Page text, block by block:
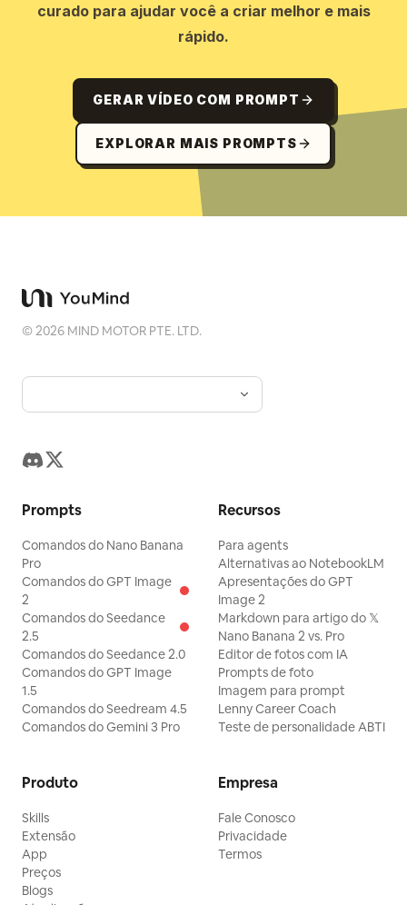
curado para ajudar você a criar melhor e mais
rápido.
GERAR VÍDEO COM PROMPT
EXPLORAR MAIS PROMPTS
©2026 MIND MOTOR PTE. LTD.
Prompts
Comandos do Nano Banana
Pro
Comandos do GPT Image
2
Comandos do Seedance
2.5
Comandos do Seedance 2.0
Comandos do GPT Image
1.5
Comandos do Seedream 4.5
Comandos do Gemini 3 Pro
Recursos
Para agents
Alternativas ao NotebookLM
Apresentações do GPT
Image 2
Markdown para artigo do 𝕏
Nano Banana 2 vs. Pro
Editor de fotos com IA
Prompts de foto
Imagem para prompt
Lenny Career Coach
Teste de personalidade ABTI
Produto
Skills
Extensão
App
Preços
Blogs
Empresa
Fale Conosco
Privacidade
Termos